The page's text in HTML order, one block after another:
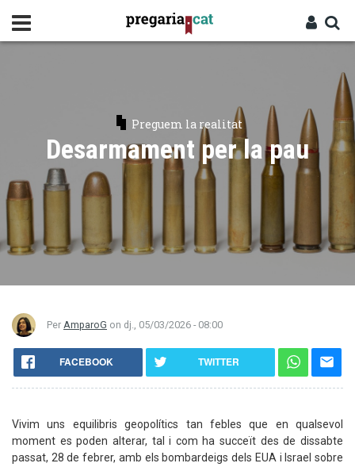
contingut
Preguem la realitat
Desarmament per la pau
Per AmparoG on dj., 05/03/2026 - 08:00
FACEBOOK TWITTER
Vivim uns equilibris geopolítics tan febles que en qualsevol
moment es poden alterar, tal i com ha succeït des de dissabte
passat, 28 de febrer, amb els bombardeigs dels EUA i Israel sobre